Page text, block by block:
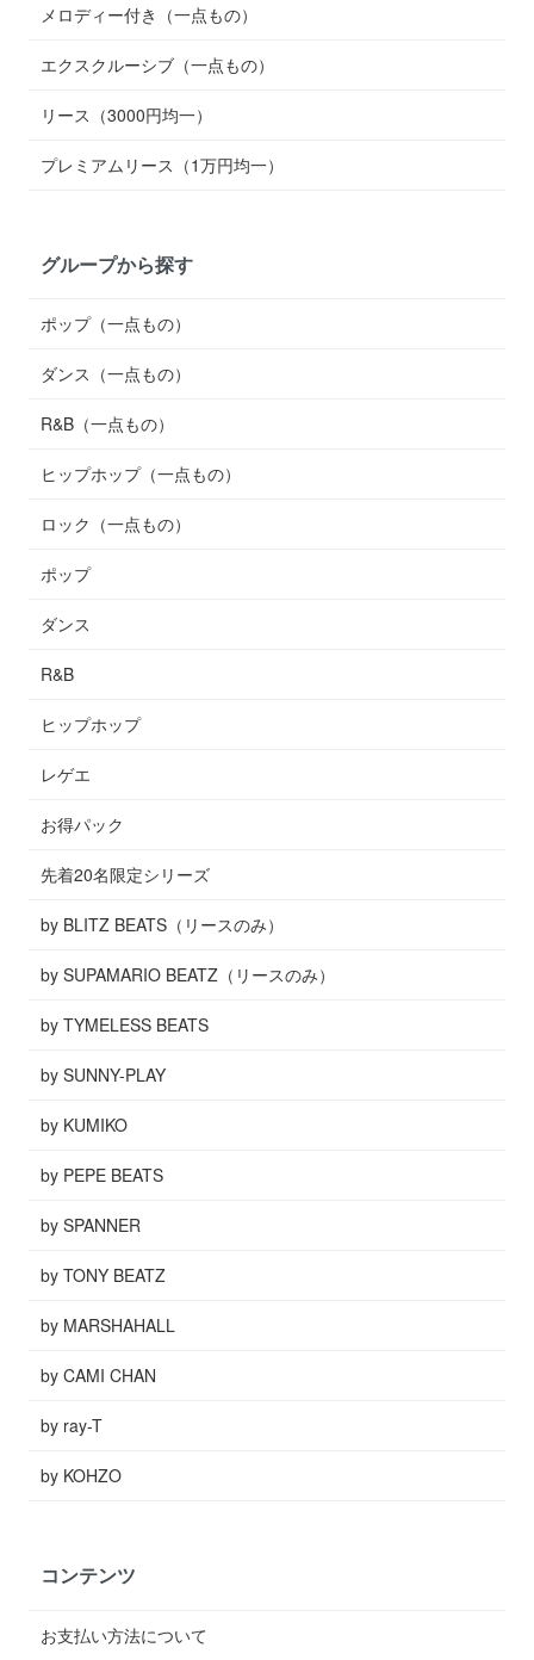
メロディー付き（一点もの）
エクスクルーシブ（一点もの）
リース（3000円均一）
プレミアムリース（1万円均一）
グループから探す
ポップ（一点もの）
ダンス（一点もの）
R&B（一点もの）
ヒップホップ（一点もの）
ロック（一点もの）
ポップ
ダンス
R&B
ヒップホップ
レゲエ
お得パック
先着20名限定シリーズ
by BLITZ BEATS（リースのみ）
by SUPAMARIO BEATZ（リースのみ）
by TYMELESS BEATS
by SUNNY-PLAY
by KUMIKO
by PEPE BEATS
by SPANNER
by TONY BEATZ
by MARSHAHALL
by CAMI CHAN
by ray-T
by KOHZO
コンテンツ
お支払い方法について